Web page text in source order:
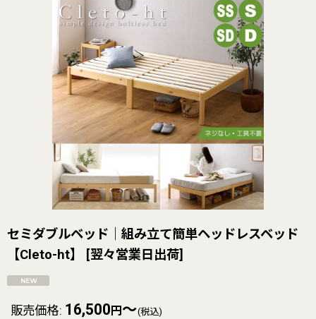
セミダブルベッド｜組み立て簡単ヘッドレスベッド
【Cleto-ht】
[翌々営業日出荷]
販売価格: 16,500 円 ～(税込)